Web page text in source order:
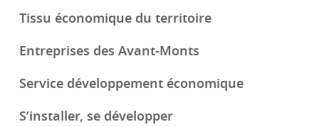
Tissu économique du territoire
Entreprises des Avant-Monts
Service développement économique
S’installer, se développer